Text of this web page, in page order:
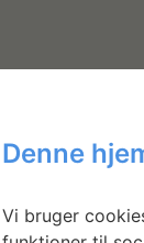
Denne
Vi bruger